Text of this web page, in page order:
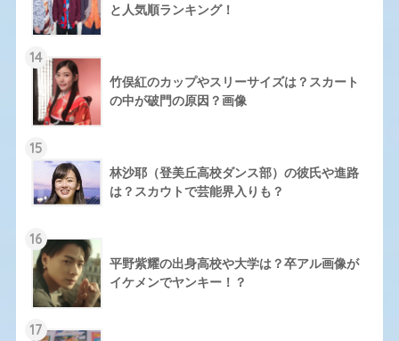
と人気順ランキング！
14
竹俣紅のカップやスリーサイズは？スカート
の中が破門の原因？画像
15
林沙耶（登美丘高校ダンス部）の彼氏や進路
は？スカウトで芸能界入りも？
16
平野紫耀の出身高校や大学は？卒アル画像が
イケメンでヤンキー！？
17